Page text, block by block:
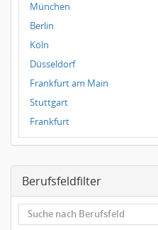
München
Berlin
Köln
Düsseldorf
Frankfurt am Main
Stuttgart
Frankfurt
Dresden
Leipzig
Dortmund
Wuppertal
Berufsfeldfilter